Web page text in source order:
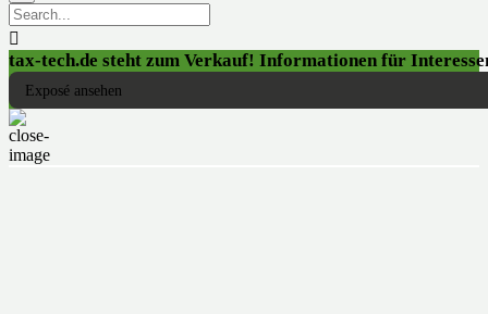

tax-tech.de steht zum Verkauf! Informationen für
Exposé ansehen